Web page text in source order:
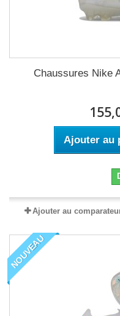
Chaussures Nike
Ajouter au
Ajouter au
NOUVEAU